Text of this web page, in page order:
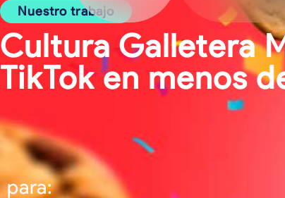
Nuestro trabajo
Cultura Galletera
TikTok en menos
para: